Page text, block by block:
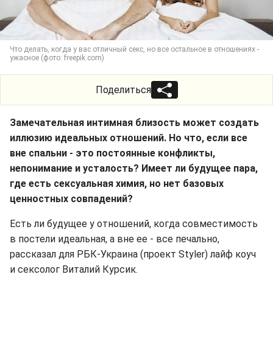
Что делать, когда у вас отличный секс, но все остальное в отношениях -
ужасное (фото: freepik.com)
Поделиться
Замечательная интимная близость может создать
иллюзию идеальных отношений. Но что, если все
вне спальни - это постоянные конфликты,
непонимание и усталость? Имеет ли будущее пара,
где есть сексуальная химия, но нет базовых
ценностных совпадений?
Есть ли будущее у отношений, когда совместимость
в постели идеальная, а вне ее - все печально,
рассказал для РБК-Украина (проект Styler) лайф коуч
и сексолог Виталий Курсик.